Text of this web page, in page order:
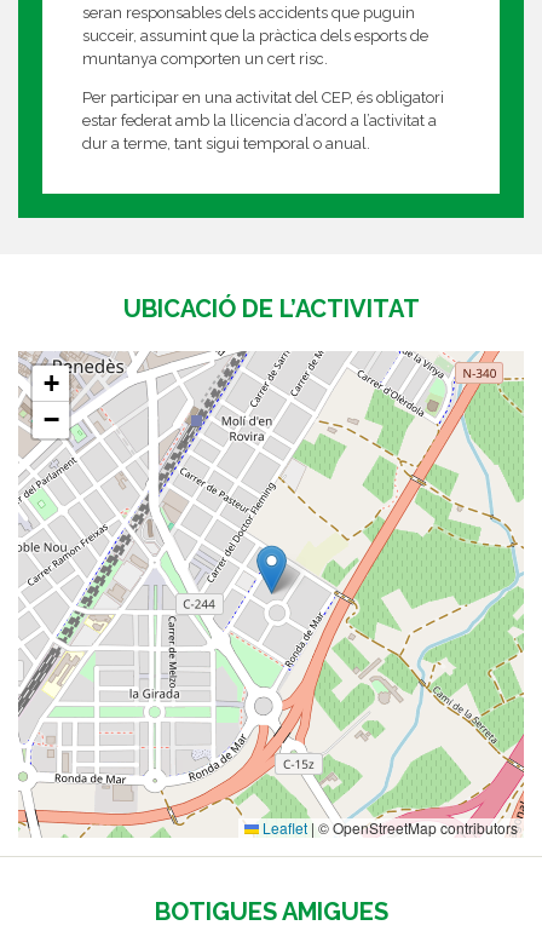
seran responsables dels accidents que puguin
succeir, assumint que la pràctica dels esports de
muntanya comporten un cert risc.
Per participar en una activitat del CEP, és obligatori
estar federat amb la llicencia d’acord a l’activitat a
dur a terme, tant sigui temporal o anual.
UBICACIÓ DE L’ACTIVITAT
+
−
Leaflet | © OpenStreetMap contributors
BOTIGUES AMIGUES